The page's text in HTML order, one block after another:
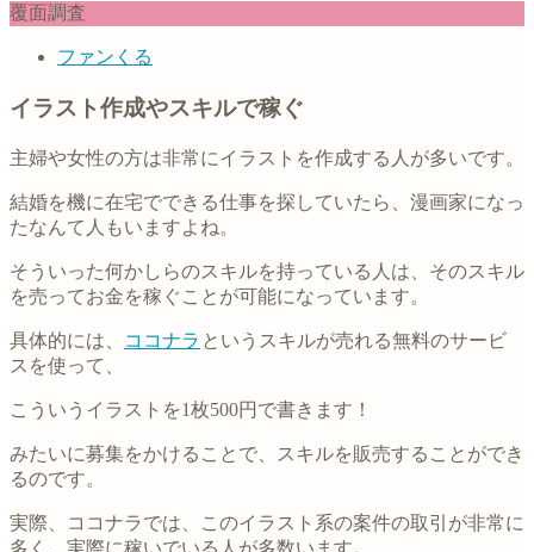
覆面調査
ファンくる
イラスト作成やスキルで稼ぐ
主婦や女性の方は非常にイラストを作成する人が多いです。
結婚を機に在宅でできる仕事を探していたら、漫画家になっ
たなんて人もいますよね。
そういった何かしらのスキルを持っている人は、そのスキル
を売ってお金を稼ぐことが可能になっています。
具体的には、 ココナラ というスキルが売れる無料のサービ
スを使って、
こういうイラストを1枚500円で書きます！
みたいに募集をかけることで、スキルを販売することができ
るのです。
実際、ココナラでは、このイラスト系の案件の取引が非常に
多く、実際に稼いでいる人が多数います。